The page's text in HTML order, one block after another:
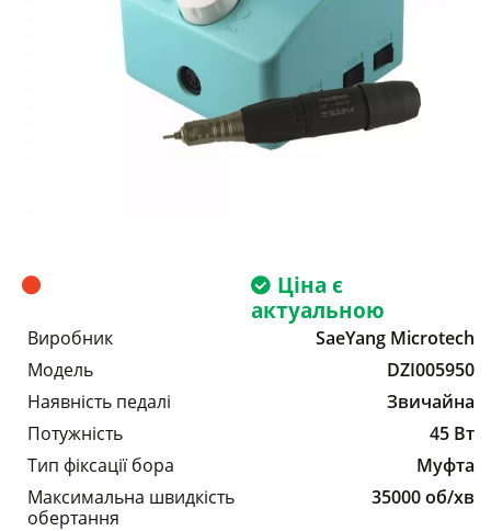
Ціна є
актуальною
Виробник
SaeYang Microtech
Модель
DZI005950
Наявність педалі
Звичайна
Потужність
45 Вт
Тип фіксації бора
Муфта
Максимальна швидкість
обертання
35000 об/хв